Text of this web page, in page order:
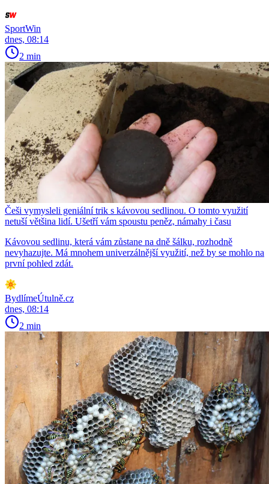
SportWin
dnes, 08:14
2 min
Češi vymysleli geniální trik s kávovou sedlinou. O tomto využití
netuší většina lidí. Ušetří vám spoustu peněz, námahy i času
Kávovou sedlinu, která vám zůstane na dně šálku, rozhodně
nevyhazujte. Má mnohem univerzálnější využití, než by se mohlo na
první pohled zdát.
BydlímeÚtulně.cz
dnes, 08:14
2 min